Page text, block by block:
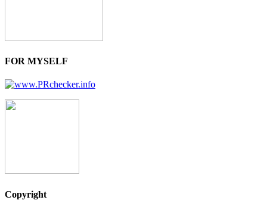
FOR MYSELF
Copyright